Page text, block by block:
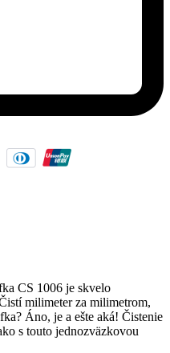
CS 1006 je skvelo
milimeter za milimetrom,
Áno, je a ešte aká! Čistenie
s touto jednozväzkovou